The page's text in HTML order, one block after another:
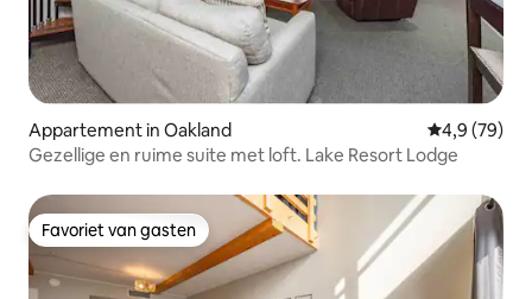
Appartement in Oakland Gemiddelde
4,9 (79)
Gezellige en ruime suite met loft. Lake Resort Lodge
Favoriet van gasten
Favoriet van gasten